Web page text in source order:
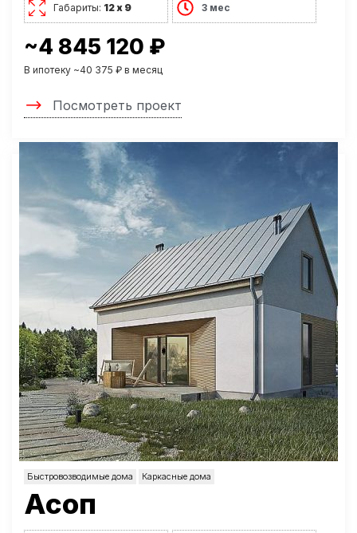
Габариты: 12 х 9 3 мес
~4 845 120 ₽
В ипотеку ~40 375 ₽ в месяц
Посмотреть проект
Быстровозводимые дома Каркасные дома
Асоп